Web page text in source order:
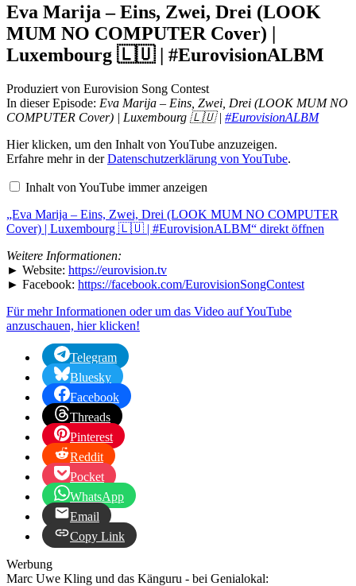
Eva Marija – Eins, Zwei, Drei (LOOK
MUM NO COMPUTER Cover) |
Luxembourg 🇱🇺 | #EurovisionALBM
Produziert von Eurovision Song Contest
In dieser Episode: Eva Marija – Eins, Zwei, Drei (LOOK MUM NO
COMPUTER Cover) | Luxembourg 🇱🇺 | #EurovisionALBM
„Eva
Marija
–
Zwei,
(LOOK
MUM
NO
COMPUTER
Cover)
Luxembourg
|
#EurovisionALBM“
von
YouTube
anzeigen
Hier klicken, um den Inhalt von YouTube anzuzeigen.
Erfahre mehr in derDatenschutzerklärung von YouTube.
Inhalt von YouTube immer anzeigen
„Eva Marija – Eins, Zwei, Drei (LOOK MUM NO COMPUTER
Cover) | Luxembourg 🇱🇺 | #EurovisionALBM“ direkt öffnen
Weitere Informationen:
► Website: https://eurovision.tv
► Facebook: https://facebook.com/EurovisionSongContest
Für mehr Informationen oder um das Video auf YouTube
anzuschauen, hier klicken!
Telegram
Bluesky
Facebook
Threads
Pinterest
Reddit
Pocket
WhatsApp
Email
Copy Link
Werbung
Marc Uwe Kling und das Känguru - bei Genialokal: